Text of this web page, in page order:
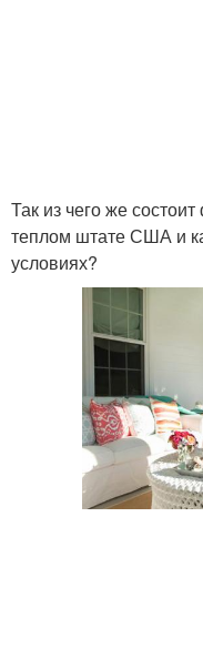
Так из чего же
теплом штате США и
условиях?